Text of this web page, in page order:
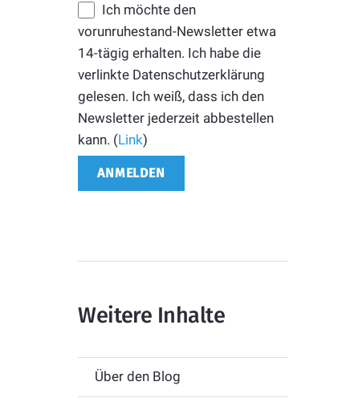
Ich möchte den
vorunruhestand-Newsletter etwa
14-tägig erhalten. Ich habe die
verlinkte Datenschutzerklärung
gelesen. Ich weiß, dass ich den
Newsletter jederzeit abbestellen
kann. (Link)
Weitere Inhalte
Über den Blog